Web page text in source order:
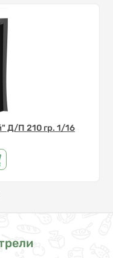
Д/П 210 гр. 1/16